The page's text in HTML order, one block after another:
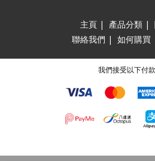
主頁 | 產品分類 |
聯絡我們 | 如何購買
我們接受以下付